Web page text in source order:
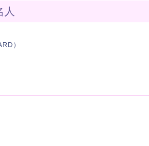
人
）